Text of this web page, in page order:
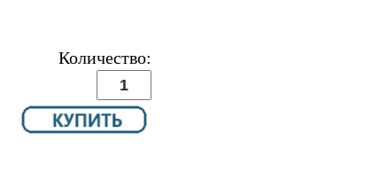
Количество: